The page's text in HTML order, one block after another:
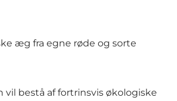
æg fra egne røde og sorte
vil bestå af fortrinsvis økologiske